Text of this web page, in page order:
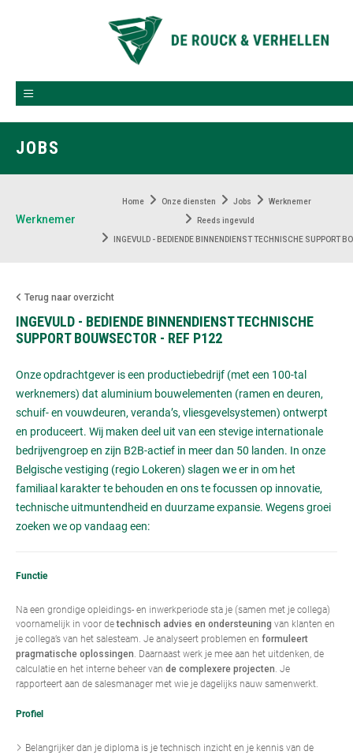
JOBS
Werknemer
Home Onze diensten Jobs Werknemer
Reeds ingevuld
INGEVULD - BEDIENDE BINNENDIENST TECHNISCHE SUPPORT
Terug naar overzicht
INGEVULD - BEDIENDE BINNENDIENST TECHNISCHE
SUPPORT BOUWSECTOR - REF P122
Onze opdrachtgever is een productiebedrijf (met een 100-tal
werknemers) dat aluminium bouwelementen (ramen en deuren,
schuif- en vouwdeuren, veranda’s, vliesgevelsystemen) ontwerpt
en produceert. Wij maken deel uit van een stevige internationale
bedrijvengroep en zijn B2B-actief in meer dan 50 landen. In onze
Belgische vestiging (regio Lokeren) slagen we er in om het
familiaal karakter te behouden en ons te focussen op innovatie,
technische uitmuntendheid en duurzame expansie. Wegens groei
zoeken we op vandaag een:
Functie
Na een grondige opleidings- en inwerkperiode sta je (samen met je collega)
voornamelijk in voor detechnisch advies en ondersteuning van klanten en
je collega’s van het salesteam. Je analyseert problemen en formuleert
pragmatische oplossingen . Daarnaast werk je mee aan het uitdenken, de
calculatie en het interne beheer van de complexere projecten . Je
rapporteert aan de salesmanager met wie je dagelijks nauw samenwerkt.
Profiel
Belangrijker dan je diploma is je technisch inzicht en je kennis van de